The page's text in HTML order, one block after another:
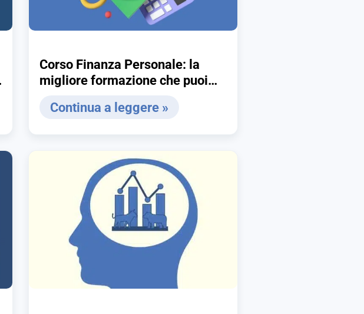
Corso Finanza Personale: la
migliore formazione che puoi
Continua a leggere »